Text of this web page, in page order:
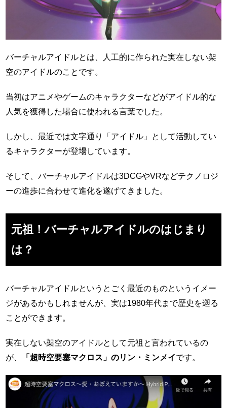
バーチャルアイドルとは、人工的に作られた実在しない架
空のアイドルのことです。
当初はアニメやゲームのキャラクターなどがアイドル的な
人気を獲得した場合に使われる言葉でした。
しかし、最近では文字通り「アイドル」として活動してい
るキャラクターが登場しています。
そして、バーチャルアイドルは3DCGやVRなどテクノロジ
ーの進歩に合わせて進化を遂げてきました。
元祖！バーチャルアイドルのはじまり
は？
バーチャルアイドルというとごく最近のものというイメー
ジがあるかもしれませんが、実は1980年代まで歴史を遡る
ことができます。
実在しない架空のアイドルとして元祖と言われているの
が、
「超時空要塞マクロス」のリン・ミンメイです。